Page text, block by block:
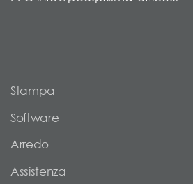
Stampa
Software
Arredo
Assistenza